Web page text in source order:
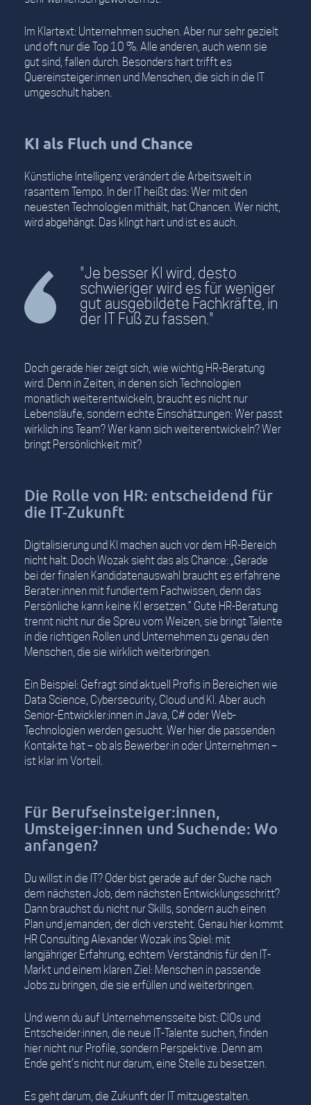
Im Klartext: Unternehmen suchen. Aber nur sehr gezielt
und oft nur die Top 10 %. Alle anderen, auch wenn sie
gut sind, fallen durch. Besonders hart trifft es
Quereinsteiger:innen und Menschen, die sich in die IT
umgeschult haben.
KI als Fluch und Chance
Künstliche Intelligenz verändert die Arbeitswelt in
rasantem Tempo. In der IT heißt das: Wer mit den
neuesten Technologien mithält, hat Chancen. Wer nicht,
wird abgehängt. Das klingt hart und ist es auch.
"Je besser KI wird, desto
schwieriger wird es für weniger
gut ausgebildete Fachkräfte, in
der IT Fuß zu fassen."
Doch gerade hier zeigt sich, wie wichtig HR-Beratung
wird. Denn in Zeiten, in denen sich Technologien
monatlich weiterentwickeln, braucht es nicht nur
Lebensläufe, sondern echte Einschätzungen: Wer passt
wirklich ins Team? Wer kann sich weiterentwickeln? Wer
bringt Persönlichkeit mit?
Die Rolle von HR: entscheidend für
die IT-Zukunft
Digitalisierung und KI machen auch vor dem HR-Bereich
nicht halt. Doch Wozak sieht das als Chance: „Gerade
bei der finalen Kandidatenauswahl braucht es erfahrene
Berater:innen mit fundiertem Fachwissen, denn das
Persönliche kann keine KI ersetzen.“ Gute HR-Beratung
trennt nicht nur die Spreu vom Weizen, sie bringt Talente
in die richtigen Rollen und Unternehmen zu genau den
Menschen, die sie wirklich weiterbringen.
Ein Beispiel: Gefragt sind aktuell Profis in Bereichen wie
Data Science, Cybersecurity, Cloud und KI. Aber auch
Senior-Entwickler:innen in Java, C# oder Web-
Technologien werden gesucht. Wer hier die passenden
Kontakte hat – ob als Bewerber:in oder Unternehmen –
ist klar im Vorteil.
Für Berufseinsteiger:innen,
Umsteiger:innen und Suchende: Wo
anfangen?
Du willst in die IT? Oder bist gerade auf der Suche nach
dem nächsten Job, dem nächsten Entwicklungsschritt?
Dann brauchst du nicht nur Skills, sondern auch einen
Plan und jemanden, der dich versteht. Genau hier kommt
HR Consulting Alexander Wozak ins Spiel: mit
langjähriger Erfahrung, echtem Verständnis für den IT-
Markt und einem klaren Ziel: Menschen in passende
Jobs zu bringen, die sie erfüllen und weiterbringen.
Und wenn du auf Unternehmensseite bist: CIOs und
Entscheider:innen, die neue IT-Talente suchen, finden
hier nicht nur Profile, sondern Perspektive. Denn am
Ende geht’s nicht nur darum, eine Stelle zu besetzen.
Es geht darum, die Zukunft der IT mitzugestalten.